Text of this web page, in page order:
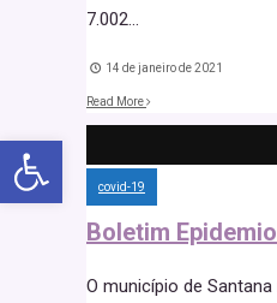
Abrir a barra de ferramentas
7.002
14 de janeiro de 2021
Read More
covid-19
Boletim
O município de